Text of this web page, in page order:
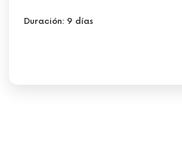
Duración: 9 días